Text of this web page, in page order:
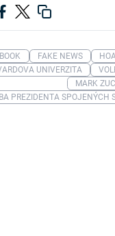
FAKE NEWS
UNIVERZITA
MARK
PREZIDENTA SPOJENÝCH